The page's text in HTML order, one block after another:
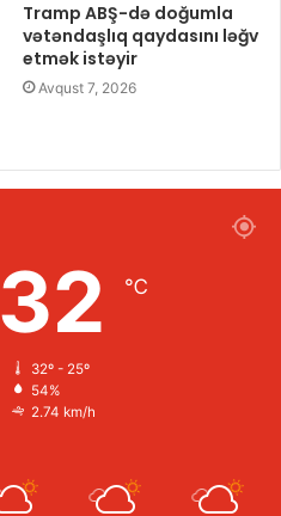
Tramp ABŞ-də doğumla
vətəndaşlıq qaydasını ləğv
etmək istəyir
Avqust 7, 2026
32 ℃
32º - 25º
54%
2.74 km/h